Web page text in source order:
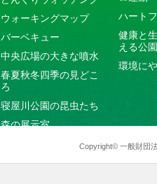
ウォーキングマップ
バーベキュー
中央広場の大きな噴水
春夏秋冬四季の見どこ
ろ
寝屋川公園の昆虫たち
森の展示室
ハート
健康と
える公園
環境に
Copyright© 一般財団